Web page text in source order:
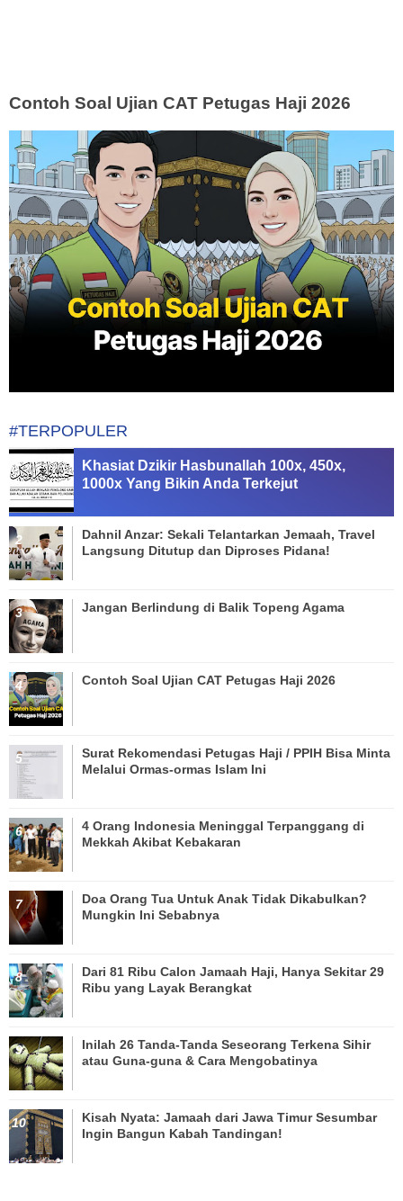
Contoh Soal Ujian CAT Petugas Haji 2026
#TERPOPULER
Khasiat Dzikir Hasbunallah 100x, 450x,
1000x Yang Bikin Anda Terkejut
Dahnil Anzar: Sekali Telantarkan Jemaah, Travel
Langsung Ditutup dan Diproses Pidana!
Jangan Berlindung di Balik Topeng Agama
Contoh Soal Ujian CAT Petugas Haji 2026
Surat Rekomendasi Petugas Haji / PPIH Bisa Minta
Melalui Ormas-ormas Islam Ini
4 Orang Indonesia Meninggal Terpanggang di
Mekkah Akibat Kebakaran
Doa Orang Tua Untuk Anak Tidak Dikabulkan?
Mungkin Ini Sebabnya
Dari 81 Ribu Calon Jamaah Haji, Hanya Sekitar 29
Ribu yang Layak Berangkat
Inilah 26 Tanda-Tanda Seseorang Terkena Sihir
atau Guna-guna & Cara Mengobatinya
Kisah Nyata: Jamaah dari Jawa Timur Sesumbar
Ingin Bangun Kabah Tandingan!